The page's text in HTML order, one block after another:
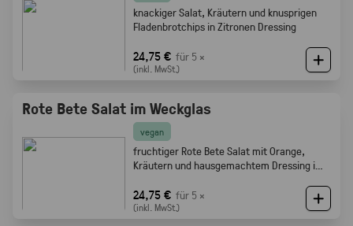
knackiger Salat, Kräutern und knusprigen
Fladenbrotchips in Zitronen Dressing
24,75 € für 5 ×
(inkl. MwSt.)
Rote Bete Salat im Weckglas
vegan
fruchtiger Rote Bete Salat mit Orange,
Kräutern und hausgemachtem Dressing im
24,75 € für 5 ×
(inkl. MwSt.)